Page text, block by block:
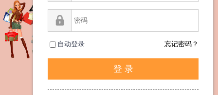
自动登录 忘记密码？
登 录